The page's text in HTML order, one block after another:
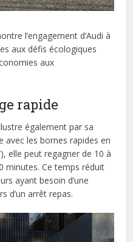
l’engagement d’Audi à
aux défis écologiques
aux
rapide
également par sa
avec les bornes rapides en
elle peut regagner de 10 à
minutes. Ce temps réduit
ayant besoin d’une
d’un arrêt repas.